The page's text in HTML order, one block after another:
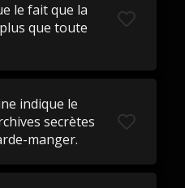
le fait que la
que toute
indique le
secrètes
manger.